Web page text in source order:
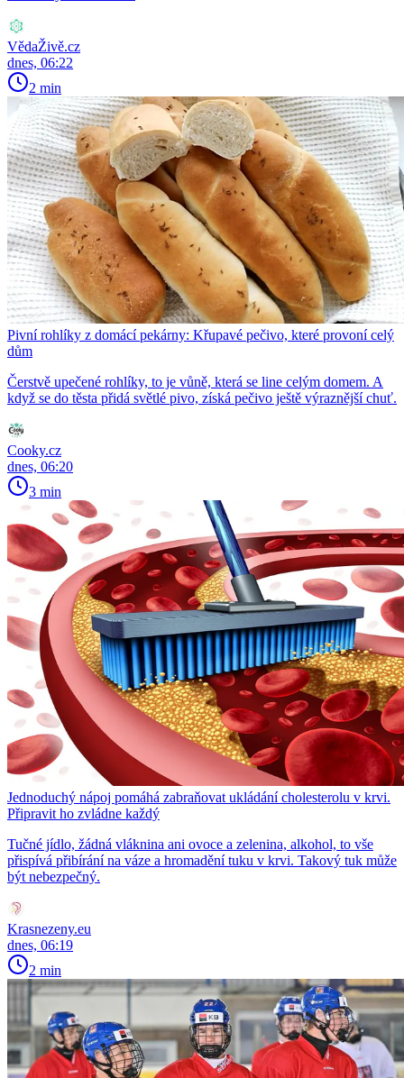
VědaŽivě.cz
dnes, 06:22
2 min
Pivní rohlíky z domácí pekárny: Křupavé pečivo, které provoní celý
dům
Čerstvě upečené rohlíky, to je vůně, která se line celým domem. A
když se do těsta přidá světlé pivo, získá pečivo ještě výraznější chuť.
Cooky.cz
dnes, 06:20
3 min
Jednoduchý nápoj pomáhá zabraňovat ukládání cholesterolu v krvi.
Připravit ho zvládne každý
Tučné jídlo, žádná vláknina ani ovoce a zelenina, alkohol, to vše
přispívá přibírání na váze a hromadění tuku v krvi. Takový tuk může
být nebezpečný.
Krasnezeny.eu
dnes, 06:19
2 min